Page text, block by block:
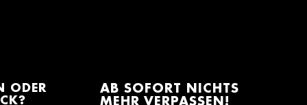
ODER
AB SOFORT NICHTS
MEHR VERPASSEN!